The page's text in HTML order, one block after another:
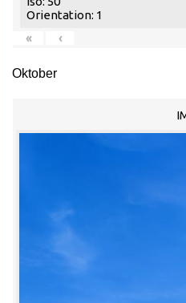
Orientation: 1
«
‹
Oktober